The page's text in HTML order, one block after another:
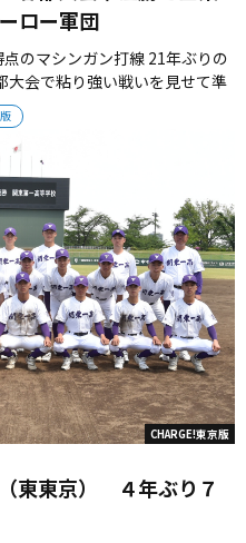
ロー軍団
のマシンガン打線 21年ぶりの
会で粘り強い戦いを見せて準
となったチームは2005年夏以
木、大信田の１・２番が鍵 昨
神奈川大進学）と...
CHARGE!東京版
（東東京） ４年ぶり７